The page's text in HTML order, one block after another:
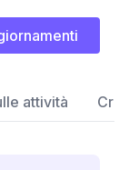
attività